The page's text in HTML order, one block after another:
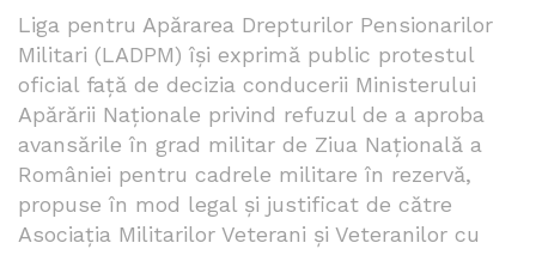
Liga pentru Apărarea Drepturilor Pensionarilor
Militari (LADPM) își exprimă public protestul
oficial față de decizia conducerii Ministerului
Apărării Naționale privind refuzul de a aproba
avansările în grad militar de Ziua Națională a
României pentru cadrele militare în rezervă,
propuse în mod legal și justificat de către
Asociația Militarilor Veterani și Veteranilor cu